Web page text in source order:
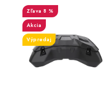
SST G2 XT/XTP/XMR
8 %
Akcia
Výpredaj